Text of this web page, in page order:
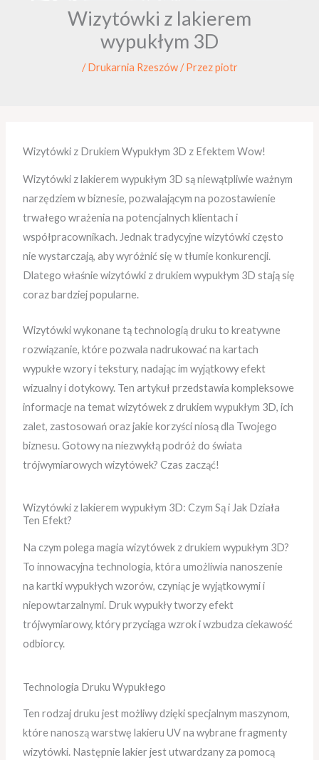
Wizytówki z lakierem
wypukłym 3D
/Drukarnia Rzeszów/ Przezpiotr
Wizytówki z Drukiem Wypukłym 3D z Efektem Wow!
Wizytówki z lakierem wypukłym 3D są niewątpliwie ważnym
narzędziem w biznesie, pozwalającym na pozostawienie
trwałego wrażenia na potencjalnych klientach i
współpracownikach. Jednak tradycyjne wizytówki często
nie wystarczają, aby wyróżnić się w tłumie konkurencji.
Dlatego właśnie wizytówki z drukiem wypukłym 3D stają się
coraz bardziej popularne.
Wizytówki wykonane tą technologią druku to kreatywne
rozwiązanie, które pozwala nadrukować na kartach
wypukłe wzory i tekstury, nadając im wyjątkowy efekt
wizualny i dotykowy. Ten artykuł przedstawia kompleksowe
informacje na temat wizytówek z drukiem wypukłym 3D, ich
zalet, zastosowań oraz jakie korzyści niosą dla Twojego
biznesu. Gotowy na niezwykłą podróż do świata
trójwymiarowych wizytówek? Czas zacząć!
Wizytówki z lakierem wypukłym 3D: Czym Są i Jak Działa
Ten Efekt?
Na czym polega magia wizytówek z drukiem wypukłym 3D?
To innowacyjna technologia, która umożliwia nanoszenie
na kartki wypukłych wzorów, czyniąc je wyjątkowymi i
niepowtarzalnymi. Druk wypukły tworzy efekt
trójwymiarowy, który przyciąga wzrok i wzbudza ciekawość
odbiorcy.
Technologia Druku Wypukłego
Ten rodzaj druku jest możliwy dzięki specjalnym maszynom,
które nanoszą warstwę lakieru UV na wybrane fragmenty
wizytówki. Następnie lakier jest utwardzany za pomocą